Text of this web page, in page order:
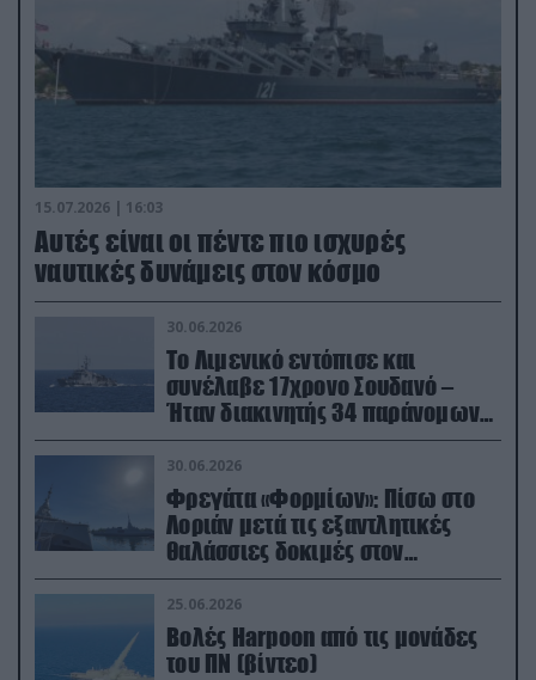
15.07.2026 | 16:03
Aυτές είναι οι πέντε πιο ισχυρές
ναυτικές δυνάμεις στον κόσμο
30.06.2026
Το Λιμενικό εντόπισε και
συνέλαβε 17χρονο Σουδανό –
Ήταν διακινητής 34 παράνομων
μεταναστών
30.06.2026
Φρεγάτα «Φορμίων»: Πίσω στο
Λοριάν μετά τις εξαντλητικές
θαλάσσιες δοκιμές στον
απαιτητικό Βισκαϊκό
25.06.2026
Βολές Harpoon από τις μονάδες
του ΠΝ (βίντεο)